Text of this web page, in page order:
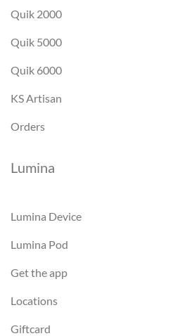
Quik 2000
Quik 5000
Quik 6000
KS Artisan
Orders
Lumina
Lumina Device
Lumina Pod
Get the app
Locations
Giftcard